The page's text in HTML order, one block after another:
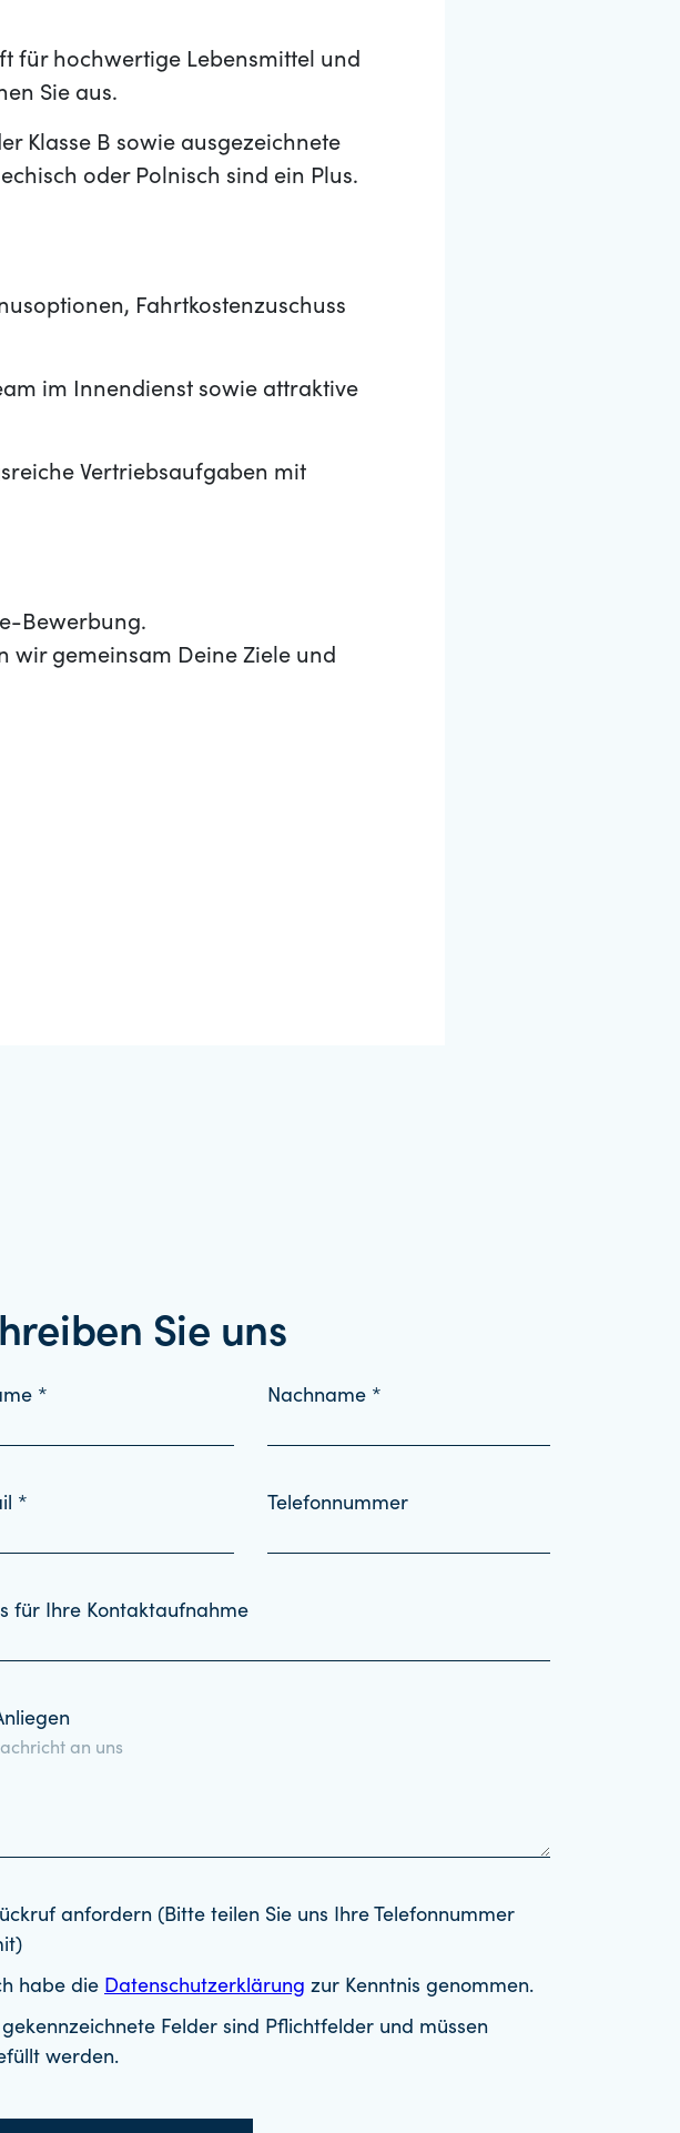
für hochwertige Lebensmittel und
Sie aus.
Klasse B sowie ausgezeichnete
oder Polnisch sind ein Plus.
Fahrtkostenzuschuss
im Innendienst sowie attraktive
Vertriebsaufgaben mit
Bewerbung.
wir gemeinsam Deine Ziele und
Sie uns
* Nachname *
* Telefonnummer
für Ihre Kontaktaufnahme
anfordern (Bitte teilen Sie uns Ihre Telefonnummer
habe die Datenschutzerklärung zur Kenntnis genommen.
Felder sind Pflichtfelder und müssen
werden.